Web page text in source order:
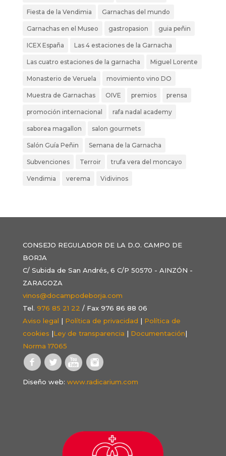
Fiesta de la Vendimia Garnachas del mundo
Garnachas en el Museo gastropasion guia peñin
ICEX España Las 4 estaciones de la Garnacha
Las cuatro estaciones de la garnacha Miguel Lorente
Monasterio de Veruela movimiento vino DO
Muestra de Garnachas OIVE premios prensa
promoción internacional rafa nadal academy
saborea magallon salon gourmets
Salón Guía Peñin Semana de la Garnacha
Subvenciones Terroir trufa vera del moncayo
Vendimia verema Vidivinos
CONSEJO REGULADOR DE LA D.O. CAMPO DE
BORJA
C/ Subida de San Andrés, 6 C/P 50570 - AINZÓN -
ZARAGOZA
vinos@docampodeborja.com
Tel. 976 85 21 22 / Fax 976 86 88 06
Aviso legal | Política de privacidad | Política de
cookies |Ley de transparencia | Documentación|
Norma 17065
Diseño web: www.radicarium.com